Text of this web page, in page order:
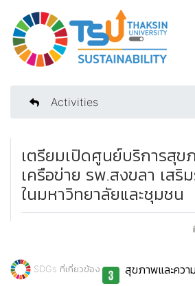
Activities
เตรียมเปิดศูนย์บริการสุ
เครือข่าย รพ.สงขลา เสริ
ในมหาวิทยาลัยและชุมชน
SDGs ที่เกี่ยวข้อง สุขภาพและควา